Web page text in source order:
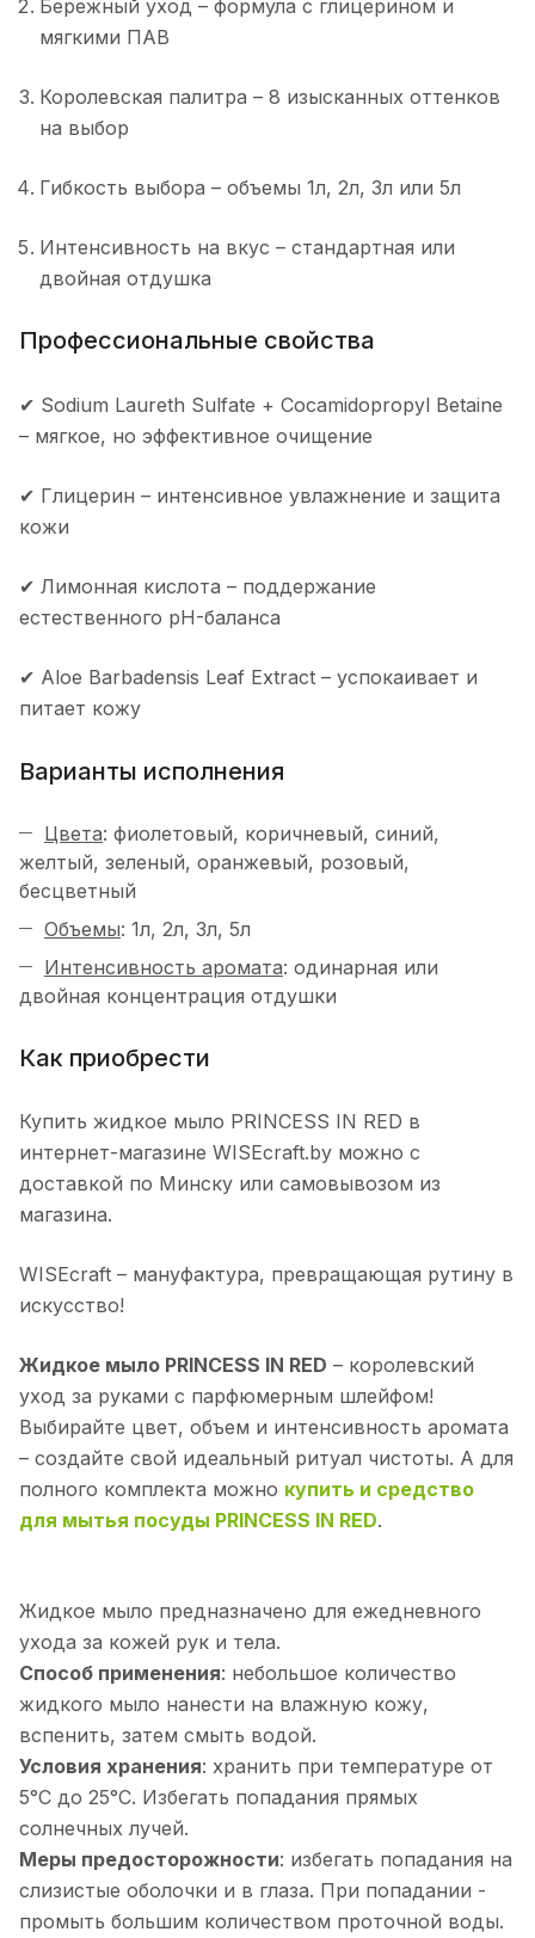
Бережный уход – формула с глицерином и
мягкими ПАВ
Королевская палитра – 8 изысканных оттенков
на выбор
Гибкость выбора – объемы 1л, 2л, 3л или 5л
Интенсивность на вкус – стандартная или
двойная отдушка
Профессиональные свойства
✔ Sodium Laureth Sulfate + Cocamidopropyl Betaine
– мягкое, но эффективное очищение
✔ Глицерин – интенсивное увлажнение и защита
кожи
✔ Лимонная кислота – поддержание
естественного pH-баланса
✔ Aloe Barbadensis Leaf Extract – успокаивает и
питает кожу
Варианты исполнения
Цвета: фиолетовый, коричневый, синий,
желтый, зеленый, оранжевый, розовый,
бесцветный
Объемы: 1л, 2л, 3л, 5л
Интенсивность аромата: одинарная или
двойная концентрация отдушки
Как приобрести
Купить жидкое мыло PRINCESS IN RED в
интернет-магазине WISEcraft.by можно с
доставкой по Минску или самовывозом из
магазина.
WISEcraft – мануфактура, превращающая рутину в
искусство!
Жидкое мыло PRINCESS IN RED – королевский
уход за руками с парфюмерным шлейфом!
Выбирайте цвет, объем и интенсивность аромата
– создайте свой идеальный ритуал чистоты. А для
полного комплекта можно купить и средство
для мытья посуды PRINCESS IN RED.
Жидкое мыло предназначено для ежедневного
ухода за кожей рук и тела.
Способ применения: небольшое количество
жидкого мыло нанести на влажную кожу,
вспенить, затем смыть водой.
Условия хранения: хранить при температуре от
5°С до 25°С. Избегать попадания прямых
солнечных лучей.
Меры предосторожности: избегать попадания на
слизистые оболочки и в глаза. При попадании -
промыть большим количеством проточной воды.